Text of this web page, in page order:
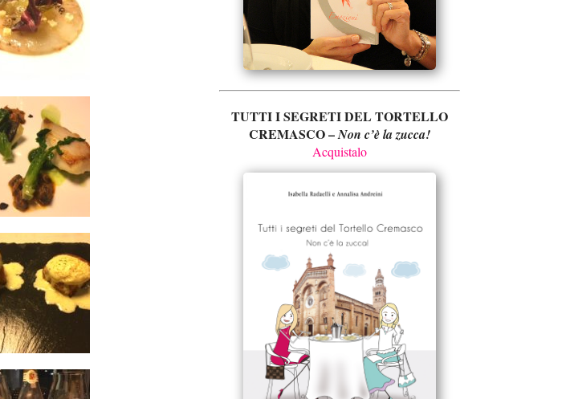
TUTTI I SEGRETI DEL TORTELLO
CREMASCO –Non c’è la zucca!
Acquistalo